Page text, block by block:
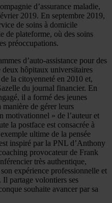
d’assurance maladie,
2019. En septembre 2019,
de soins à domicile
de plateforme, où des soins
préoccupations.
d’auto-assistance pour des
deux hôpitaux universitaires
la citoyenneté en 2010 et,
du journal financier. En
il a formé des jeunes
de gérer leurs
motivationnel » de l’auteur et
la postface est consacrée à
ultime de la pensée
inspiré par la PNL d’Anthony
provocateur de Frank
très authentique,
expérience professionnelle et
Il partage volontiers ses
souhaite avancer par sa